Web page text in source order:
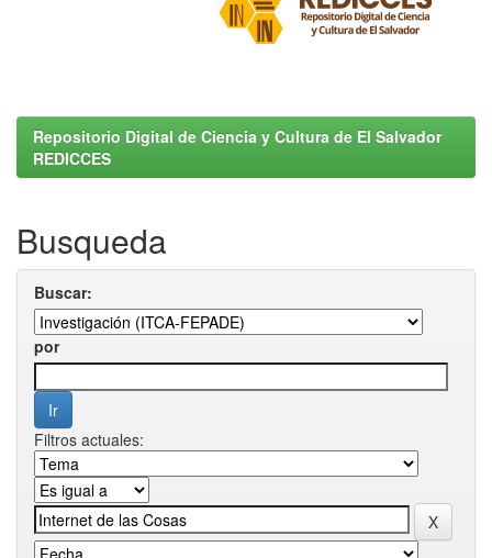
Repositorio Digital de Ciencia y Cultura de El Salvador
REDICCES
Busqueda
Buscar:
por
Filtros actuales: